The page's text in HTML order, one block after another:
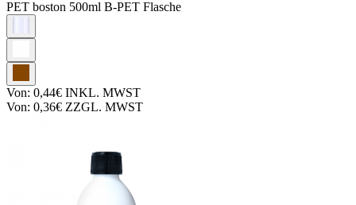
PET boston 500ml B-PET Flasche
Von: 0,44€ INKL. MWST
Von: 0,36€ ZZGL. MWST